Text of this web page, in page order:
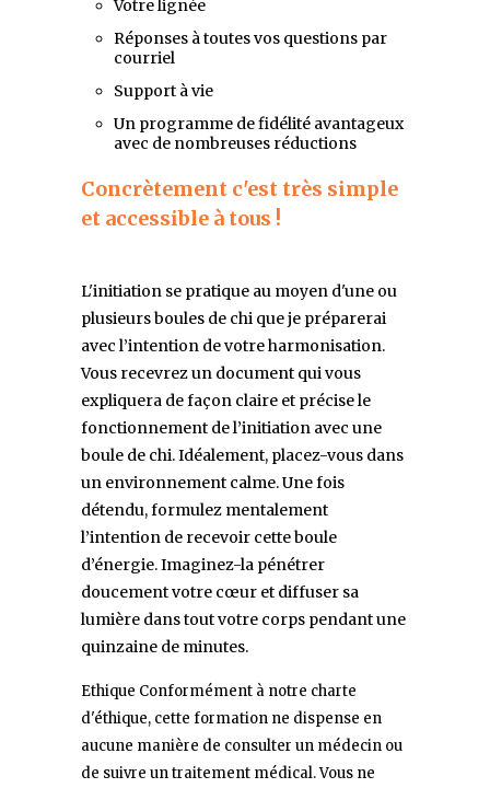
Votre lignée
Réponses à toutes vos questions par
courriel
Support à vie
Un programme de fidélité avantageux
avec de nombreuses réductions
Concrètement c'est très simple
et accessible à tous !
L'initiation se pratique au moyen d'une ou
plusieurs boules de chi que je préparerai
avec l’intention de votre harmonisation.
Vous recevrez un document qui vous
expliquera de façon claire et précise le
fonctionnement de l’initiation avec une
boule de chi. Idéalement, placez-vous dans
un environnement calme. Une fois
détendu, formulez mentalement
l’intention de recevoir cette boule
d’énergie. Imaginez-la pénétrer
doucement votre cœur et diffuser sa
lumière dans tout votre corps pendant une
quinzaine de minutes.
Ethique Conformément à notre charte
d'éthique, cette formation ne dispense en
aucune manière de consulter un médecin ou
de suivre un traitement médical. Vous ne